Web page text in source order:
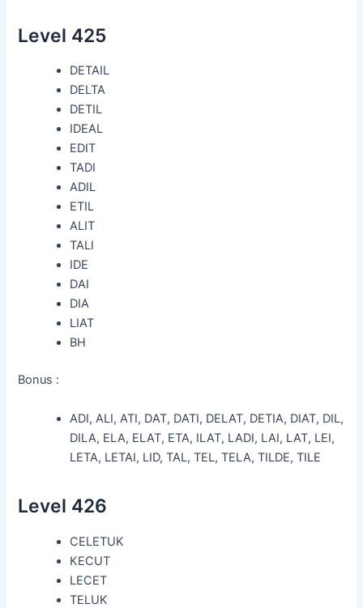
Level 425
DETAIL
DELTA
DETIL
IDEAL
EDIT
TADI
ADIL
ETIL
ALIT
TALI
IDE
DAI
DIA
LIAT
BH
Bonus :
ADI, ALI, ATI, DAT, DATI, DELAT, DETIA, DIAT, DIL,
DILA, ELA, ELAT, ETA, ILAT, LADI, LAI, LAT, LEI,
LETA, LETAI, LID, TAL, TEL, TELA, TILDE, TILE
Level 426
CELETUK
KECUT
LECET
TELUK